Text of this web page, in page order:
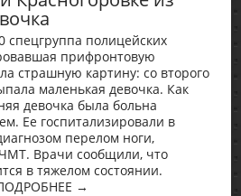
спецгруппа полицейских
прифронтовую
страшную картину: со второго
маленькая девочка. Как
девочка была больна
Ее госпитализировали в
перелом ноги,
Врачи сообщили, что
в тяжелом состоянии.
→